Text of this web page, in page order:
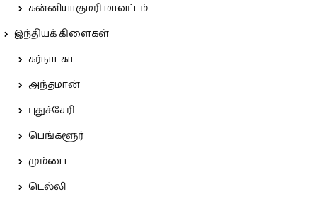
கன்னியாகுமரி மாவட்டம்
இந்தியக் கிளைகள்
கர்நாடகா
அந்தமான்
புதுச்சேரி
பெங்களூர்
மும்பை
டெல்லி